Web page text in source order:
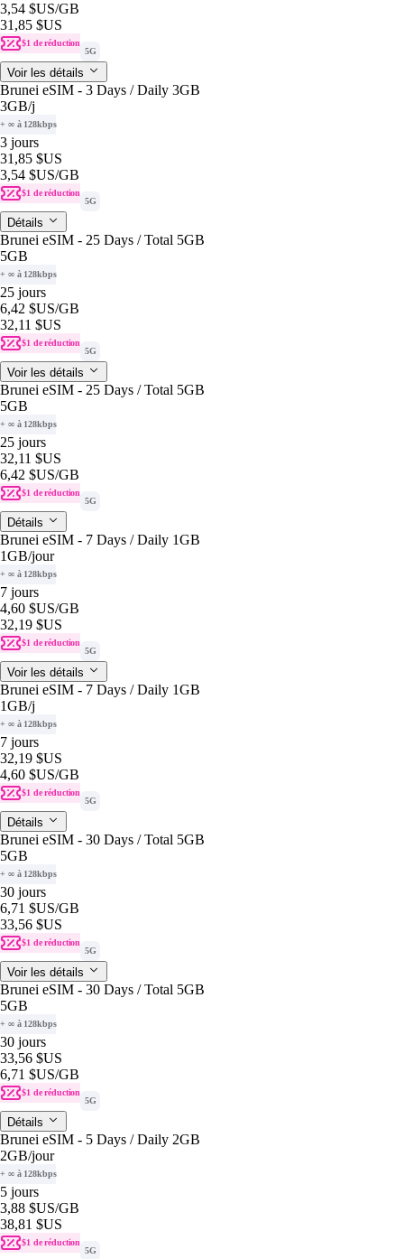
3,54 $US/GB
31,85 $US
$1 de réduction
5G
Voir les détails
Brunei eSIM - 3 Days / Daily 3GB
3GB/j
+ ∞ à 128kbps
3 jours
31,85 $US
3,54 $US/GB
$1 de réduction
5G
Détails
Brunei eSIM - 25 Days / Total 5GB
5GB
+ ∞ à 128kbps
25 jours
6,42 $US/GB
32,11 $US
$1 de réduction
5G
Voir les détails
Brunei eSIM - 25 Days / Total 5GB
5GB
+ ∞ à 128kbps
25 jours
32,11 $US
6,42 $US/GB
$1 de réduction
5G
Détails
Brunei eSIM - 7 Days / Daily 1GB
1GB/jour
+ ∞ à 128kbps
7 jours
4,60 $US/GB
32,19 $US
$1 de réduction
5G
Voir les détails
Brunei eSIM - 7 Days / Daily 1GB
1GB/j
+ ∞ à 128kbps
7 jours
32,19 $US
4,60 $US/GB
$1 de réduction
5G
Détails
Brunei eSIM - 30 Days / Total 5GB
5GB
+ ∞ à 128kbps
30 jours
6,71 $US/GB
33,56 $US
$1 de réduction
5G
Voir les détails
Brunei eSIM - 30 Days / Total 5GB
5GB
+ ∞ à 128kbps
30 jours
33,56 $US
6,71 $US/GB
$1 de réduction
5G
Détails
Brunei eSIM - 5 Days / Daily 2GB
2GB/jour
+ ∞ à 128kbps
5 jours
3,88 $US/GB
38,81 $US
$1 de réduction
5G